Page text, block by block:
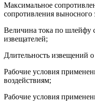
Максимальное
сопротивления выносного
Величина тока по шлейфу
извещателей;
Длительность извещений о
Рабочие условия
воздействиям;
Рабочие условия